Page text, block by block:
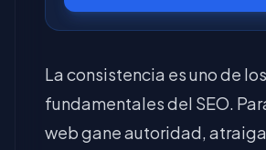
La consistencia es uno de
fundamentales del SEO.
web gane autoridad,